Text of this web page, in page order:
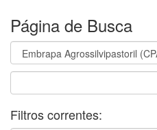
Página de Busca
Filtros correntes: